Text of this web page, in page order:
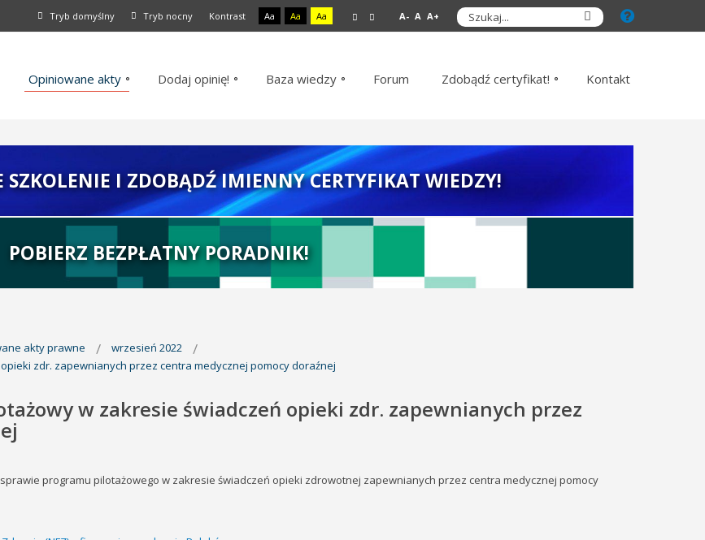
Tryb domyślny Tryb nocny Kontrast Aa Aa Aa A- A A+
Opiniowane akty Dodaj opinię! Baza wiedzy Forum Zdobądź certyfikat! Kontakt
SZKOLENIE I ZDOBĄDŹ IMIENNY CERTYFIKAT WIEDZY!
POBIERZ BEZPŁATNY PORADNIK!
akty prawne
wrzesień 2022
zdr. zapewnianych przez centra medycznej pomocy doraźnej
w zakresie świadczeń opieki zdr. zapewnianych przez
programu pilotażowego w zakresie świadczeń opieki zdrowotnej zapewnianych przez centra medycznej pomocy